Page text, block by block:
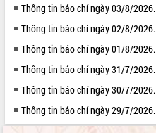
Giai đoạn 2026-2030, Đắk Lắk phấn
đấu có 77% xã đạt chuẩn nông thôn
mới
Chuyển đổi số 'mở đường' cho nông
nghiệp Đắk Lắk tăng trưởng bứt phá
Triển khai đồng bộ đo đạc, lập hồ sơ
địa chính, hoàn thiện cơ sở dữ liệu đất
đai
Thông tin báo chí ngày 03/8/2026.
Thông tin báo chí ngày 02/8/2026.
Thông tin báo chí ngày 01/8/2026.
Thông tin báo chí ngày 31/7/2026.
Thông tin báo chí ngày 30/7/2026.
Thông tin báo chí ngày 29/7/2026.